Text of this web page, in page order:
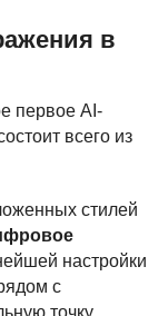
в
первое AI-
всего из
стилей
настройки
с
точку